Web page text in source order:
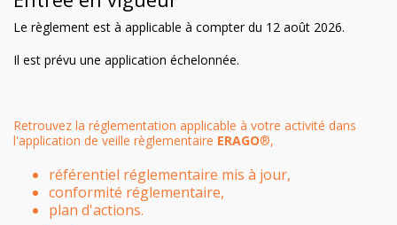
Le règlement est à applicable à compter du 12 août 2026.
Il est prévu une application échelonnée.
Retrouvez la réglementation applicable à votre activité dans
l'application de veille règlementaire ERAGO®,
référentiel réglementaire mis à jour,
conformité réglementaire,
plan d'actions.